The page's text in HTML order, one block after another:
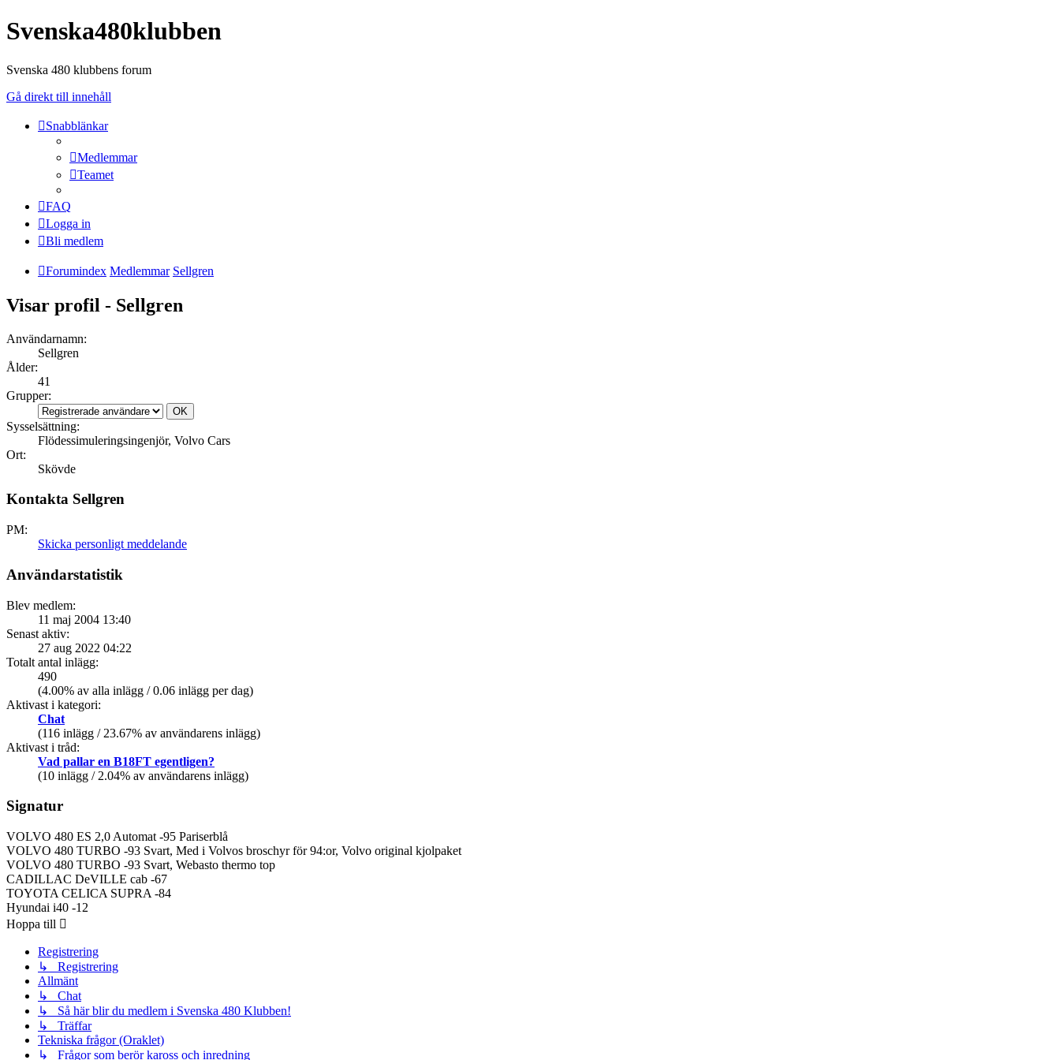
Svenska480klubben
Svenska 480 klubbens forum
Gå direkt till innehåll
Snabblänkar
Medlemmar
Teamet
FAQ
Logga in
Bli medlem
Forumindex Medlemmar Sellgren
Visar profil - Sellgren
Användarnamn:
Sellgren
Ålder:
41
Grupper:
Sysselsättning:
Flödessimuleringsingenjör, Volvo Cars
Ort:
Skövde
Kontakta Sellgren
PM:
Skicka personligt meddelande
Användarstatistik
Blev medlem:
11 maj 2004 13:40
Senast aktiv:
27 aug 2022 04:22
Totalt antal inlägg:
490
(4.00% av alla inlägg / 0.06 inlägg per dag)
Aktivast i kategori:
Chat
(116 inlägg / 23.67% av användarens inlägg)
Aktivast i tråd:
Vad pallar en B18FT egentligen?
(10 inlägg / 2.04% av användarens inlägg)
Signatur
VOLVO 480 ES 2,0 Automat -95 Pariserblå
VOLVO 480 TURBO -93 Svart, Med i Volvos broschyr för 94:or, Volvo original kjolpaket
VOLVO 480 TURBO -93 Svart, Webasto thermo top
CADILLAC DeVILLE cab -67
TOYOTA CELICA SUPRA -84
Hyundai i40 -12
Hoppa till
Registrering
↳ Registrering
Allmänt
↳ Chat
↳ Så här blir du medlem i Svenska 480 Klubben!
↳ Träffar
Tekniska frågor (Oraklet)
↳ Frågor som berör kaross och inredning